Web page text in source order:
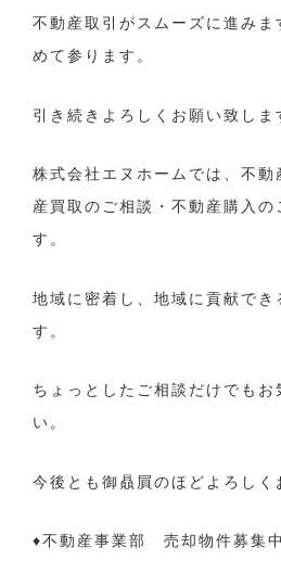
不動産取引がスムーズに進みま
めて参ります。
引き続きよろしくお願い致しま
株式会社エヌホームでは、不動
産買取のご相談・不動産購入の
す。
地域に密着し、地域に貢献でき
す。
ちょっとしたご相談だけでもお
い。
今後とも御贔屓のほどよろしく
♦不動産事業部 売却物件募集